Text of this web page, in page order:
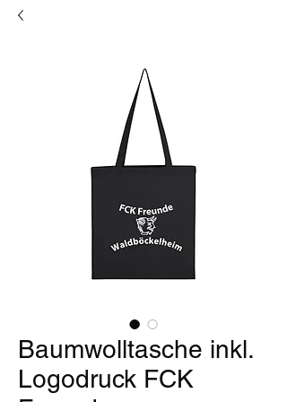
Baumwolltasche inkl.
Logodruck FCK